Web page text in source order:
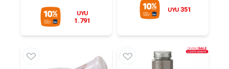
UYU
1.791
UYU 351